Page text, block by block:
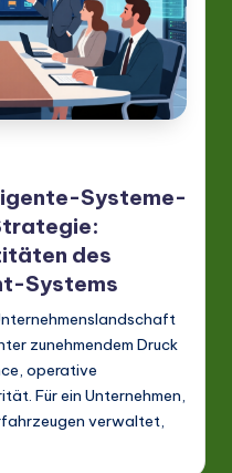
Systeme-
des
Systems
zunehmendem Druck
operative
Für ein Unternehmen,
verwaltet,